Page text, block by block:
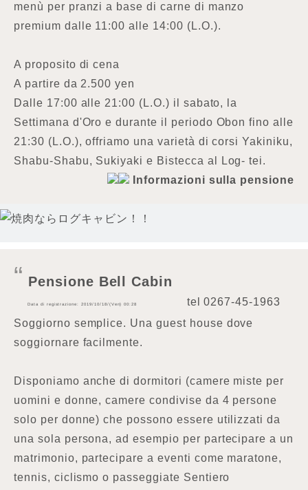
menù per pranzi a base di carne di manzo
premium dalle 11:00 alle 14:00 (L.O.).
A proposito di cena
A partire da 2.500 yen
Dalle 17:00 alle 21:00 (L.O.) il sabato, la
Settimana d'Oro e durante il periodo Obon fino alle
21:30 (L.O.), offriamo una varietà di corsi Yakiniku,
Shabu-Shabu, Sukiyaki e Bistecca al Log- tei.
Informazioni sulla pensione
Pensione Bell Cabin
tel0267-45-1963
Data di registrazione: 2019/10/18/(Ven) 00:28
Soggiorno semplice. Una guest house dove
soggiornare facilmente.
Disponiamo anche di dormitori (camere miste per
uomini e donne, camere condivise da 4 persone
solo per donne) che possono essere utilizzati da
una sola persona, ad esempio per partecipare a un
matrimonio, partecipare a eventi come maratone,
tennis, ciclismo o passeggiate Sentiero